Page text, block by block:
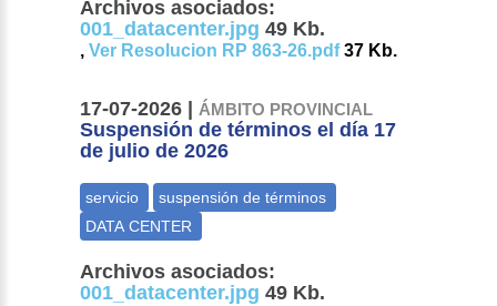
Archivos asociados:
001_datacenter.jpg 49 Kb.
,Ver Resolucion RP 863-26.pdf37 Kb.
17-07-2026 |ÁMBITO PROVINCIAL
Suspensión de términos el día 17
de julio de 2026
Archivos asociados:
001_datacenter.jpg 49 Kb.